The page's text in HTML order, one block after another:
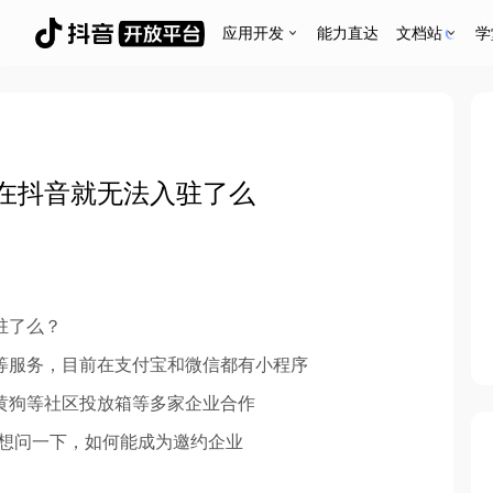
应用开发 能力直达 文档站
抖音就无法入驻了么
了么？
务，目前在支付宝和微信都有小程序
等社区投放箱等多家企业合作
问一下，如何能成为邀约企业